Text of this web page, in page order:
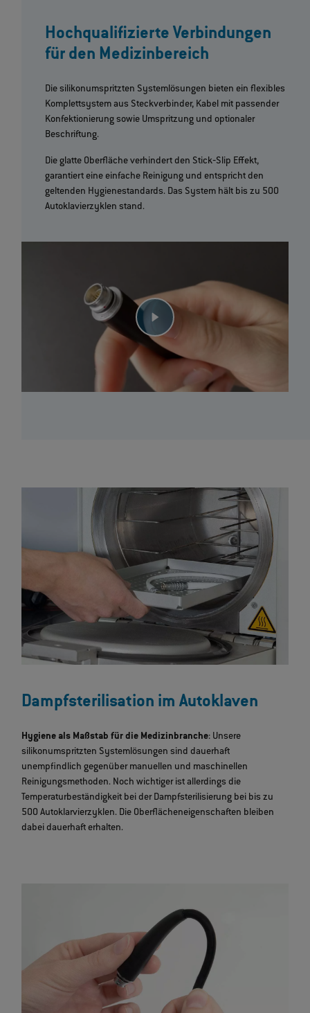
Hochqualifizierte Verbindungen
für den Medizinbereich
Die silikonumspritzten Systemlösungen bieten ein flexibles
Komplettsystem aus Steckverbinder, Kabel mit passender
Konfektionierung sowie Umspritzung und optionaler
Beschriftung.
Die glatte Oberfläche verhindert den Stick‐Slip Effekt,
garantiert eine einfache Reinigung und entspricht den
geltenden Hygienestandards. Das System hält bis zu 500
Autoklavierzyklen stand.
Dampfsterilisation im Autoklaven
Hygiene als Maßstab für die Medizinbranche: Unsere
silikonumspritzten Systemlösungen sind dauerhaft
unempfindlich gegenüber manuellen und maschinellen
Reinigungsmethoden. Noch wichtiger ist allerdings die
Temperaturbeständigkeit bei der Dampfsterilisierung bei bis zu
500 Autoklarvierzyklen. Die Oberflächeneigenschaften bleiben
dabei dauerhaft erhalten.